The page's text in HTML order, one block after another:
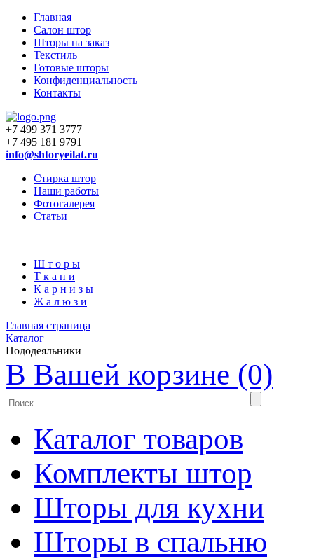
Главная
Салон штор
Шторы на заказ
Текстиль
Готовые шторы
Конфиденциальность
Контакты
+7 499 371 3777
+7 495 181 9791
info@shtoryeilat.ru
Стирка штор
Наши работы
Фотогалерея
Статьи
Ш т о р ы
Т к а н и
К а р н и з ы
Ж а л ю з и
Главная страница
Каталог
Пододеяльники
В Вашей корзине (0)
Каталог товаров
Комплекты штор
Шторы для кухни
Шторы в спальню